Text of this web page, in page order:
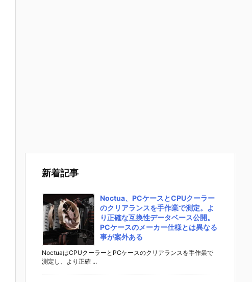
新着記事
Noctua、PCケースとCPUクーラー
のクリアランスを手作業で測定。よ
り正確な互換性データベース公開。
PCケースのメーカー仕様とは異なる
事が案外ある
NoctuaはCPUクーラーとPCケースのクリアランスを手作業で
測定し、より正確 ...